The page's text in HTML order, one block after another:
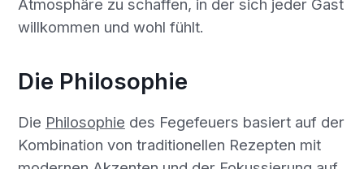
Atmosphäre zu schaffen, in der sich jeder Gast
willkommen und wohl fühlt.
Die Philosophie
Die Philosophie des Fegefeuers basiert auf der
Kombination von traditionellen Rezepten mit